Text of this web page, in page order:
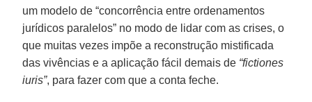
um modelo de “concorrência entre ordenamentos
jurídicos paralelos” no modo de lidar com as crises, o
que muitas vezes impõe a reconstrução mistificada
das vivências e a aplicação fácil demais de “fictiones
iuris”, para fazer com que a conta feche.